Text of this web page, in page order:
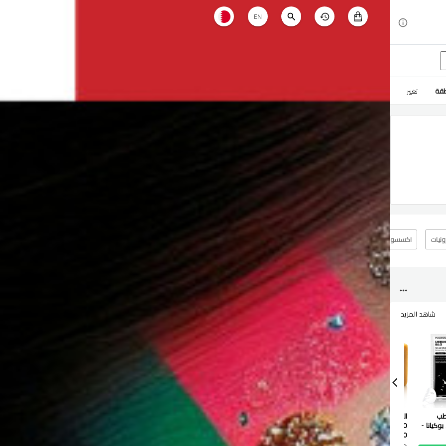
EN
تغيير
اكسسوارت الآخرين عطر
شاهد المزيد
-
الطاووس صابون طبيعي
120 جم
0.550 دب
قناع ترطيب الشفاه بالتوت
الأزرق من سادور - 8 جرام
0.100 دب